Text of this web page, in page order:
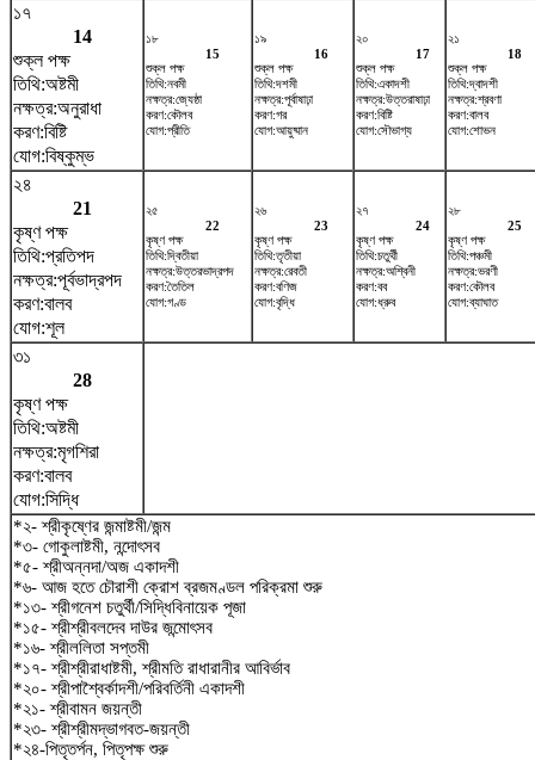
১৭
14
শুক্ল পক্ষ
তিথি:অষ্টমী
নক্ষত্র:অনুরাধা
করণ:বিষ্টি
যোগ:বিষ্কুম্ভ
১৮
15
শুক্ল পক্ষ
তিথি:নবমী
নক্ষত্র:জ্যেষ্ঠা
করণ:কৌলব
যোগ:প্রীতি
১৯
16
শুক্ল পক্ষ
তিথি:দশমী
নক্ষত্র:পূর্বাষাঢ়া
করণ:গর
যোগ:আয়ুষ্মান
২০
17
শুক্ল পক্ষ
তিথি:একাদশী
নক্ষত্র:উত্তরাষাঢ়া
করণ:বিষ্টি
যোগ:সৌভাগ্য
২১
18
শুক্ল পক্ষ
তিথি:দ্বাদশী
নক্ষত্র:শ্রবণা
করণ:বালব
যোগ:শোভন
২৪
21
কৃষ্ণ পক্ষ
তিথি:প্রতিপদ
নক্ষত্র:পূর্বভাদ্রপদ
করণ:বালব
যোগ:শূল
২৫
22
কৃষ্ণ পক্ষ
তিথি:দ্বিতীয়া
নক্ষত্র:উত্তরভাদ্রপদ
করণ:তৈতিল
যোগ:গণ্ড
২৬
23
কৃষ্ণ পক্ষ
তিথি:তৃতীয়া
নক্ষত্র:রেবতী
করণ:বণিজ
যোগ:বৃদ্ধি
২৭
24
কৃষ্ণ পক্ষ
তিথি:চতুর্থী
নক্ষত্র:অশ্বিনী
করণ:বব
যোগ:ধ্রুব
২৮
25
কৃষ্ণ পক্ষ
তিথি:পঞ্চমী
নক্ষত্র:ভরণী
করণ:কৌলব
যোগ:ব্যাঘাত
৩১
28
কৃষ্ণ পক্ষ
তিথি:অষ্টমী
নক্ষত্র:মৃগশিরা
করণ:বালব
যোগ:সিদ্ধি
*২- শ্রীকৃষ্ণের জন্মাষ্টমী/জন্ম
*৩- গোকুলাষ্টমী, নন্দোৎসব
*৫- শ্রীঅন্নদা/অজ একাদশী
*৬- আজ হতে চৌরাশী ক্রোশ ব্রজমণ্ডল পরিক্রমা শুরু
*১৩- শ্রীগনেশ চতুর্থী/সিদ্ধিবিনায়েক পূজা
*১৫- শ্রীশ্রীবলদেব দাউর জন্মোৎসব
*১৬- শ্রীললিতা সপ্তমী
*১৭- শ্রীশ্রীরাধাষ্টমী, শ্রীমতি রাধারানীর আবির্ভাব
*২০- শ্রীপাশ্বৈর্কাদশী/পরিবর্তিনী একাদশী
*২১- শ্রীবামন জয়ন্তী
*২৩- শ্রীশ্রীমদ্ভাগবত-জয়ন্তী
*২৪-পিতৃতর্পন, পিতৃপক্ষ শুরু